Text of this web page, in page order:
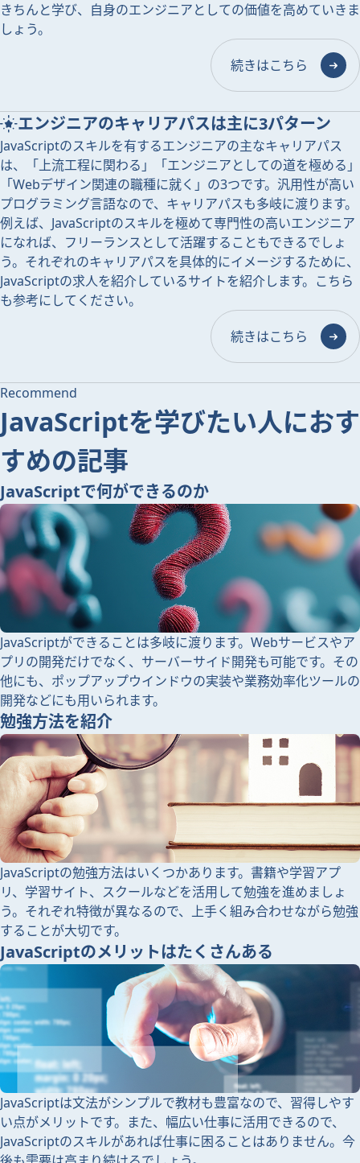
きちんと学び、自身のエンジニアとしての価値を高めていきま
しょう。
続きはこちら
エンジニアのキャリアパスは主に3パターン
JavaScriptのスキルを有するエンジニアの主なキャリアパス
は、「上流工程に関わる」「エンジニアとしての道を極める」
「Webデザイン関連の職種に就く」の3つです。汎用性が高い
プログラミング言語なので、キャリアパスも多岐に渡ります。
例えば、JavaScriptのスキルを極めて専門性の高いエンジニア
になれば、フリーランスとして活躍することもできるでしょ
う。それぞれのキャリアパスを具体的にイメージするために、
JavaScriptの求人を紹介しているサイトを紹介します。こちら
も参考にしてください。
続きはこちら
Recommend
JavaScriptを学びたい人におす
すめの記事
JavaScriptで何ができるのか
JavaScriptができることは多岐に渡ります。Webサービスやア
プリの開発だけでなく、サーバーサイド開発も可能です。その
他にも、ポップアップウインドウの実装や業務効率化ツールの
開発などにも用いられます。
勉強方法を紹介
JavaScriptの勉強方法はいくつかあります。書籍や学習アプ
リ、学習サイト、スクールなどを活用して勉強を進めましょ
う。それぞれ特徴が異なるので、上手く組み合わせながら勉強
することが大切です。
JavaScriptのメリットはたくさんある
JavaScriptは文法がシンプルで教材も豊富なので、習得しやす
い点がメリットです。また、幅広い仕事に活用できるので、
JavaScriptのスキルがあれば仕事に困ることはありません。今